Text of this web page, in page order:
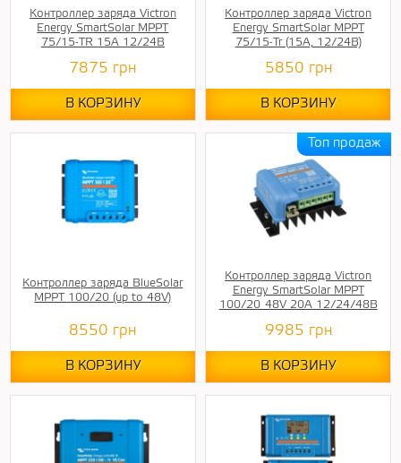
Контроллер заряда Victron
Energy SmartSolar MPPT
75/15-TR 15A 12/24В
7875 грн
В КОРЗИНУ
Контроллер заряда Victron
Energy SmartSolar MPPT
75/15-Tr (15A, 12/24В)
5850 грн
В КОРЗИНУ
Контроллер заряда BlueSolar
MPPT 100/20 (up to 48V)
8550 грн
В КОРЗИНУ
Контроллер заряда Victron
Energy SmartSolar MPPT
100/20_48V 20A 12/24/48В
9985 грн
В КОРЗИНУ